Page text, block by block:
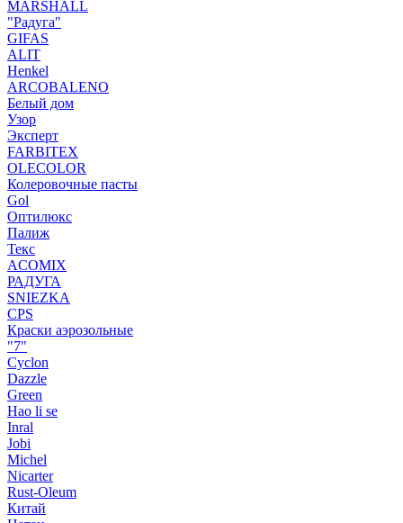
MARSHALL
"Радуга"
GIFAS
ALIT
Henkel
ARCOBALENO
Белый дом
Узор
Эксперт
FARBITEX
OLECOLOR
Колеровочные пасты
Gol
Оптилюкс
Палиж
Текс
ACOMIX
РАДУГА
SNIEZKA
CPS
Краски аэрозольные
"7"
Cyclon
Dazzle
Green
Hao li se
Inral
Jobi
Michel
Nicarter
Rust-Oleum
Китай